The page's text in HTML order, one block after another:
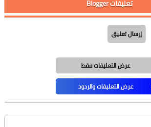
تعليقات Blogger
إرسال تعليق
عرض التعليقات فقط
عرض التعليقات والردود